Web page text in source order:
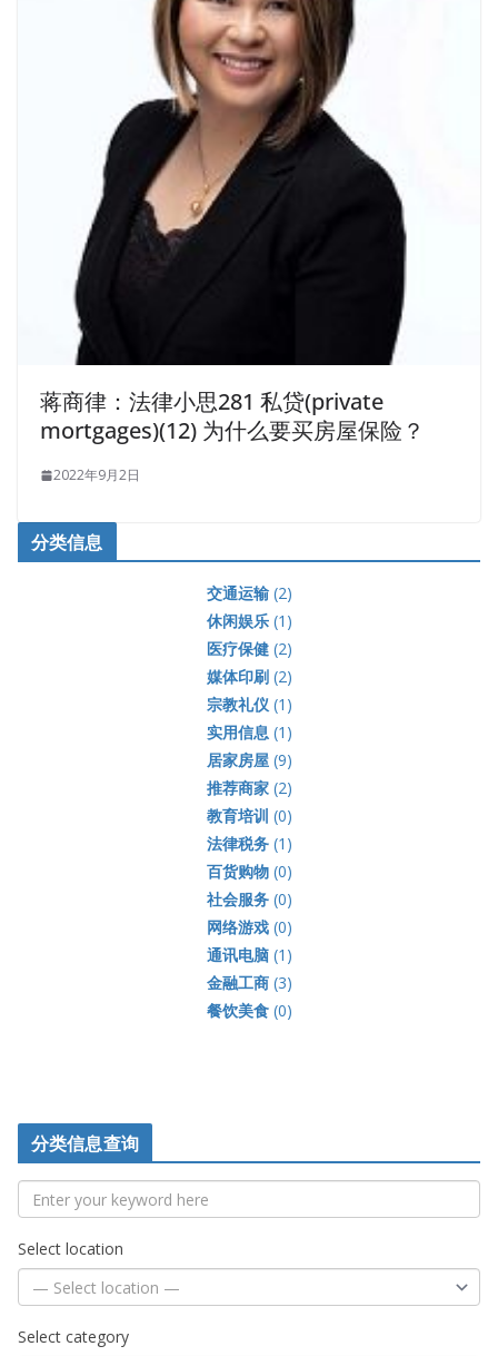
蒋商律：法律小思281 私贷(private
mortgages)(12) 为什么要买房屋保险？
2022年9月2日
分类信息
交通运输(2)
休闲娱乐(1)
医疗保健(2)
媒体印刷(2)
宗教礼仪(1)
实用信息(1)
居家房屋(9)
推荐商家(2)
教育培训 (0)
法律税务(1)
百货购物(0)
社会服务(0)
网络游戏(0)
通讯电脑(1)
金融工商(3)
餐饮美食(0)
分类信息查询
Select location
Select category